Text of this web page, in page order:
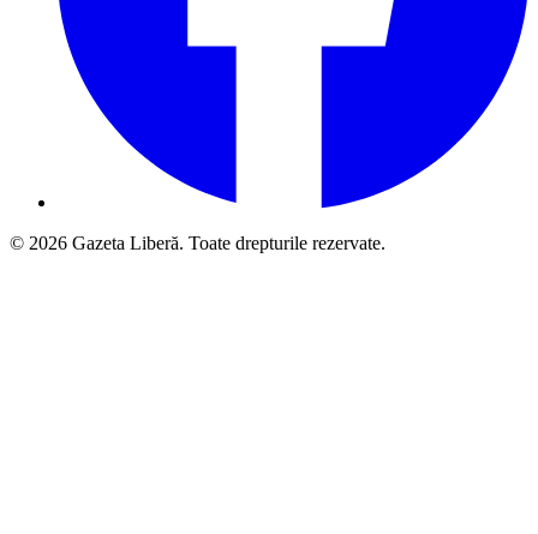
© 2026 Gazeta Liberă. Toate drepturile rezervate.